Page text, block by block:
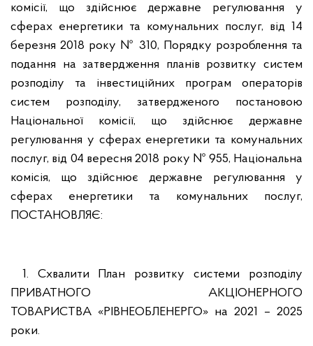
комісії, що здійснює державне регулювання у
сферах енергетики та комунальних послуг, від 14
березня 2018 року № 310, Порядку розроблення та
подання на затвердження планів розвитку систем
розподілу та інвестиційних програм операторів
систем розподілу, затвердженого постановою
Національної комісії, що здійснює державне
регулювання у сферах енергетики та комунальних
послуг, від 04 вересня 2018 року № 955, Національна
комісія, що здійснює державне регулювання у
сферах енергетики та комунальних послуг,
ПОСТАНОВЛЯЄ:
1. Схвалити План розвитку системи розподілу
ПРИВАТНОГО АКЦІОНЕРНОГО
ТОВАРИСТВА «РІВНЕОБЛЕНЕРГО» на 2021 – 2025
роки.